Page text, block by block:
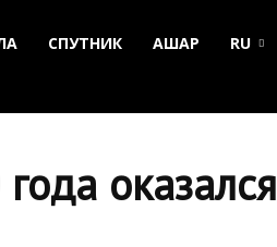
СПУТНИК АШАР RU
оказался